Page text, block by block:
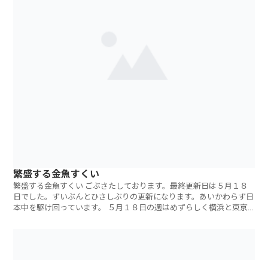
繁盛する金魚すくい
繁盛する金魚すくい ごぶさたしております。最終更新日は５月１８
日でした。ずいぶんとひさしぶりの更新になります。あいかわらず日
本中を駆け回っています。 ５月１８日の週はめずらしく横浜と東京